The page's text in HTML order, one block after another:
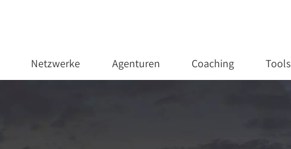
Netzwerke Agenturen Coaching Tools